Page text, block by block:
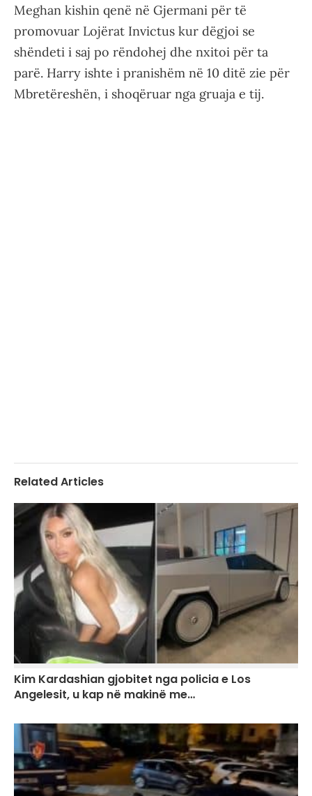
Meghan kishin qenë në Gjermani për të
promovuar Lojërat Invictus kur dëgjoi se
shëndeti i saj po rëndohej dhe nxitoi për ta
parë. Harry ishte i pranishëm në 10 ditë zie për
Mbretëreshën, i shoqëruar nga gruaja e tij.
Related Articles
Kim Kardashian gjobitet nga policia e Los
Angelesit, u kap në makinë me…